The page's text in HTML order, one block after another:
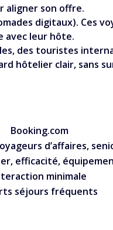
aligner son offre.
digitaux). Ces
avec leur hôte.
des touristes
hôtelier clair, sans
Booking.com
d’affaires,
efficacité,
minimale
séjours fréquents